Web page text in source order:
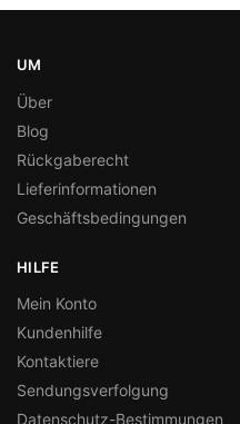
UM
Über
Blog
Rückgaberecht
Lieferinformationen
Geschäftsbedingungen
HILFE
Mein Konto
Kundenhilfe
Kontaktiere
Sendungsverfolgung
Datenschutz-Bestimmungen